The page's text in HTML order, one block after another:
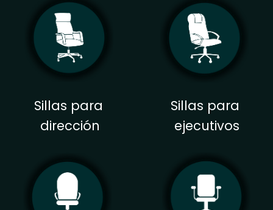
Sillas para
dirección
Sillas para
ejecutivos